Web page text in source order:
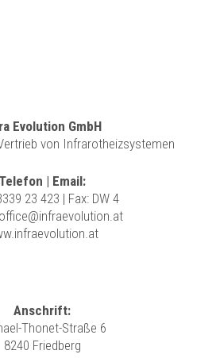
Evolution GmbH
von Infrarotheizsystemen
Telefon | Email:
23 423 | Fax: DW 4
office@infraevolution.at
Anschrift:
Thonet-Straße 6
8240 Friedberg